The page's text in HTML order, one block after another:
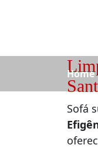
Home
Sofá